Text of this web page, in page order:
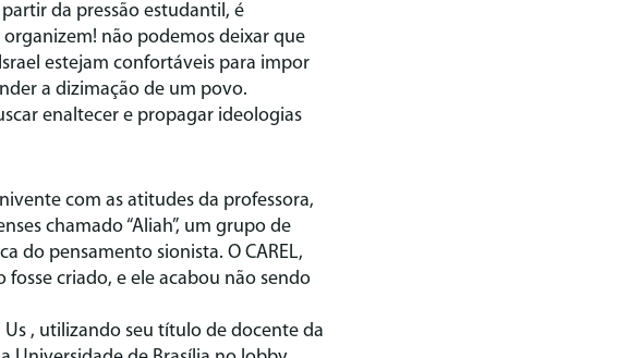
da pressão estudantil, é
organizem! não podemos deixar que
estejam confortáveis para impor
a dizimação de um povo.
enaltecer e propagar ideologias
com as atitudes da professora,
chamado “Aliah”, um grupo de
do pensamento sionista. O CAREL,
criado, e ele acabou não sendo
, utilizando seu título de docente da